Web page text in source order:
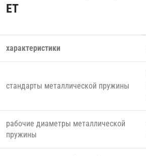
ET
характеристики
стандарты металлической пружины
рабочие диаметры металлической
пружины